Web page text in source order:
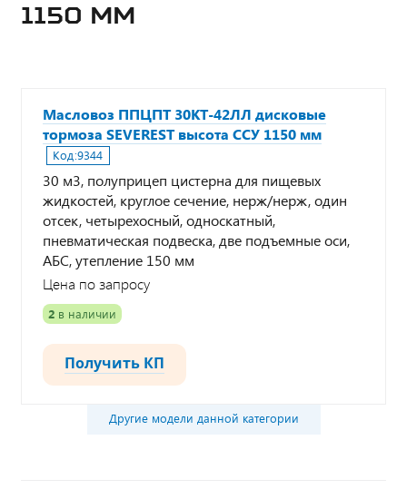
1150 ММ
Масловоз ППЦПТ 30КТ-42ЛЛ дисковые
тормоза SEVEREST высота ССУ 1150 мм
Код:9344
30 м3, полуприцеп цистерна для пищевых
жидкостей, круглое сечение, нерж/нерж, один
отсек, четырехосный, односкатный,
пневматическая подвеска, две подъемные оси,
АБС, утепление 150 мм
Цена по запросу
2 в наличии
Получить КП
Другие модели данной категории